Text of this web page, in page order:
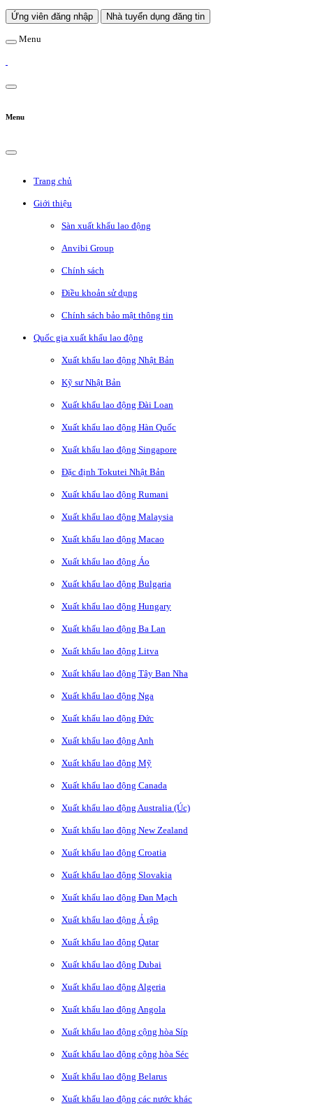
Ứng viên đăng nhập Nhà tuyển dụng đăng tin
Menu
Menu
Trang chủ
Giới thiệu
Sàn xuất khẩu lao động
Anvibi Group
Chính sách
Điều khoản sử dụng
Chính sách bảo mật thông tin
Quốc gia xuất khẩu lao động
Xuất khẩu lao động Nhật Bản
Kỹ sư Nhật Bản
Xuất khẩu lao động Đài Loan
Xuất khẩu lao động Hàn Quốc
Xuất khẩu lao động Singapore
Đặc định Tokutei Nhật Bản
Xuất khẩu lao động Rumani
Xuất khẩu lao động Malaysia
Xuất khẩu lao động Macao
Xuất khẩu lao động Áo
Xuất khẩu lao động Bulgaria
Xuất khẩu lao động Hungary
Xuất khẩu lao động Ba Lan
Xuất khẩu lao động Litva
Xuất khẩu lao động Tây Ban Nha
Xuất khẩu lao động Nga
Xuất khẩu lao động Đức
Xuất khẩu lao động Anh
Xuất khẩu lao động Mỹ
Xuất khẩu lao động Canada
Xuất khẩu lao động Australia (Úc)
Xuất khẩu lao động New Zealand
Xuất khẩu lao động Croatia
Xuất khẩu lao động Slovakia
Xuất khẩu lao động Đan Mạch
Xuất khẩu lao động Ả rập
Xuất khẩu lao động Qatar
Xuất khẩu lao động Dubai
Xuất khẩu lao động Algeria
Xuất khẩu lao động Angola
Xuất khẩu lao động cộng hòa Síp
Xuất khẩu lao động cộng hòa Séc
Xuất khẩu lao động Belarus
Xuất khẩu lao động các nước khác